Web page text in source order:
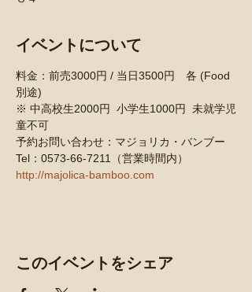
イベントについて
料金：前売3000円 / 当日3500円　各 (Food
別途)
※ 中高校生2000円  小学生1000円  未就学児
童不可
予約お問い合わせ：マジョリカ・バンブー
Tel：0573-66-7211（営業時間内）
http://majolica-bamboo.com
このイベントをシェア